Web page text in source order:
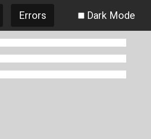
Errors Dark Mode